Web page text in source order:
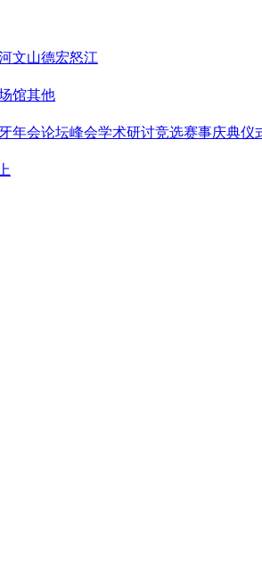
文山德宏怒江
馆其他
年会论坛峰会学术研讨竞选赛事庆典仪